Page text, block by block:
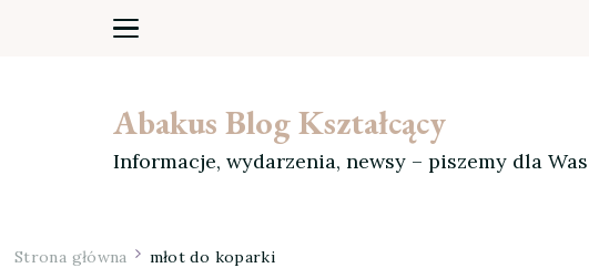
Abakus Blog Kształcący
Informacje, wydarzenia, newsy – piszemy dla Was
Strona główna młot do koparki